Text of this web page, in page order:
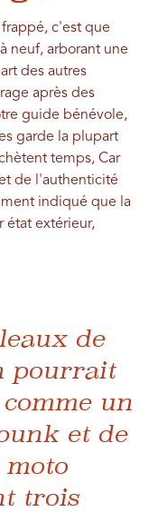
c'est que
neuf, arborant une
des autres
après des
guide bénévole,
garde la plupart
temps, Car
de l'authenticité
indiqué que la
état extérieur,
de
pourrait
un
et de
trois